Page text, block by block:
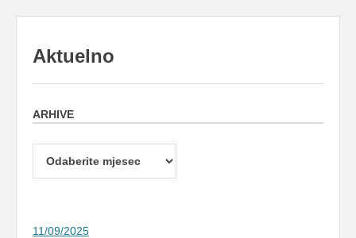
Aktuelno
ARHIVE
Arhive
11/09/2025